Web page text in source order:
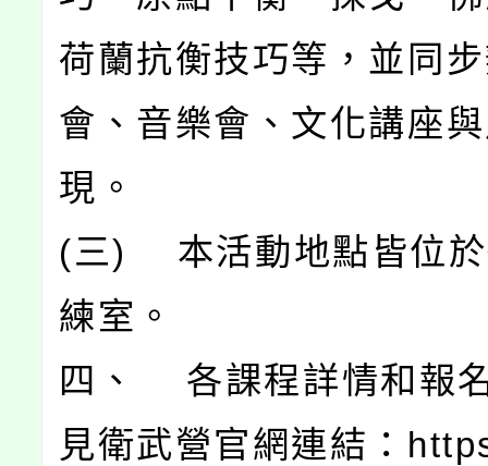
荷蘭抗衡技巧等，並同
會、音樂會、文化講座
現。
(三) 本活動地點皆位於
練室。
四、 各課程詳情和報
見衛武營官網連結：